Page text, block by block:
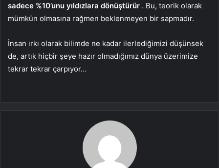
sadece %10’unu yıldızlara dönüştürür . Bu, teorik olarak
mümkün olmasına rağmen beklenmeyen bir sapmadır.
İnsan ırkı olarak bilimde ne kadar ilerlediğimizi düşünsek
de, artık hiçbir şeye hazır olmadığımız dünya üzerimize
tekrar tekrar çarpıyor…